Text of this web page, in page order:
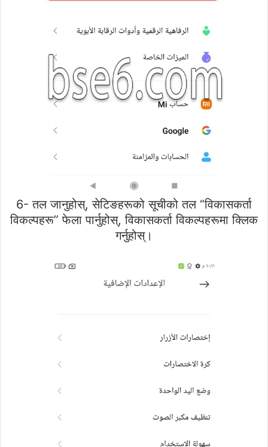
6- तल जानुहोस्, सेटिङहरूको सूचीको तल “विकासकर्ता
विकल्पहरू” फेला पार्नुहोस्, विकासकर्ता विकल्पहरूमा क्लिक
गर्नुहोस्।